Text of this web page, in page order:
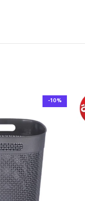
-10%